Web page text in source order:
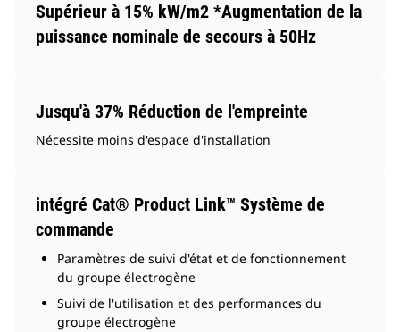
Supérieur à 15% kW/m2 *Augmentation de la
puissance nominale de secours à 50Hz
Jusqu'à 37% Réduction de l'empreinte
Nécessite moins d'espace d'installation
intégré Cat® Product Link™ Système de
commande
Paramètres de suivi d'état et de fonctionnement
du groupe électrogène
Suivi de l'utilisation et des performances du
groupe électrogène